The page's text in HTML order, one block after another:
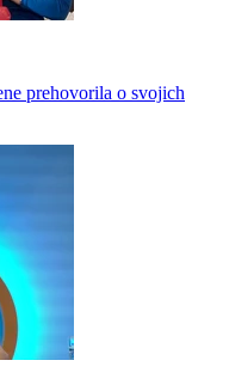
prehovorila o svojich